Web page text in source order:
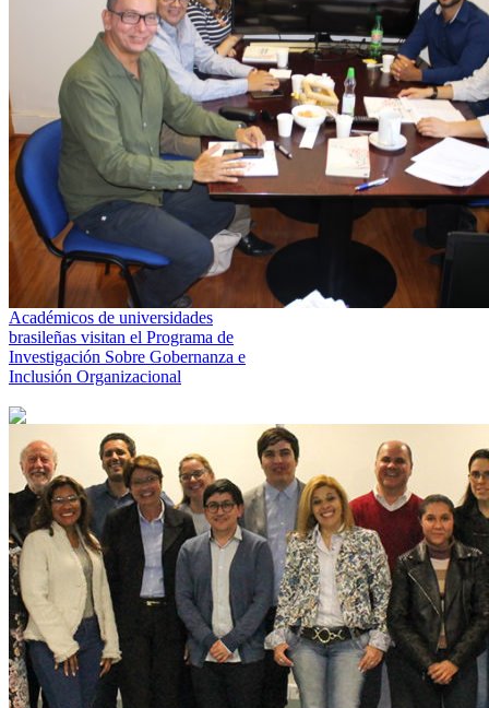
Académicos de universidades
brasileñas visitan el Programa de
Investigación Sobre Gobernanza e
Inclusión Organizacional